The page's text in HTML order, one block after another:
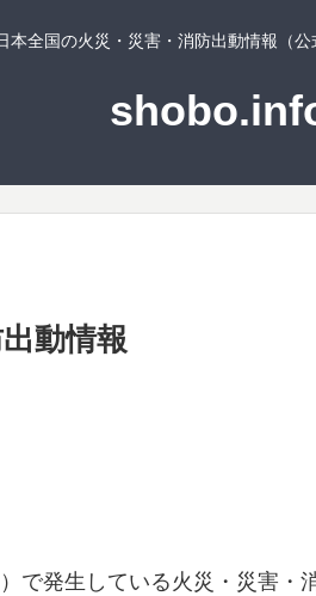
本全国の火災・災害・消防出動情報（公
動情報
で発生している火災・災害・